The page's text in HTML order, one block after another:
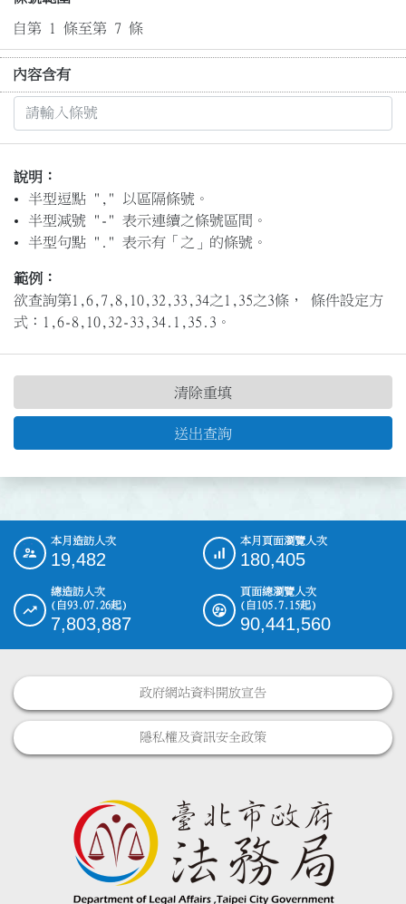
自第 1 條至第 7 條
內容含有
說明：
半型逗點 "," 以區隔條號。
半型減號 "-" 表示連續之條號區間。
半型句點 "." 表示有「之」的條號。
範例：
欲查詢第1,6,7,8,10,32,33,34之1,35之3條， 條件設定方
式：1,6-8,10,32-33,34.1,35.3。
送出查詢
清除重填
::: 本月造訪人次
19,482
本月頁面瀏覽人次
180,405
總造訪人次
(自93.07.26起)
7,803,887
頁面總瀏覽人次
(自105.7.15起)
90,441,560
政府網站資料開放宣告
隱私權及資訊安全政策